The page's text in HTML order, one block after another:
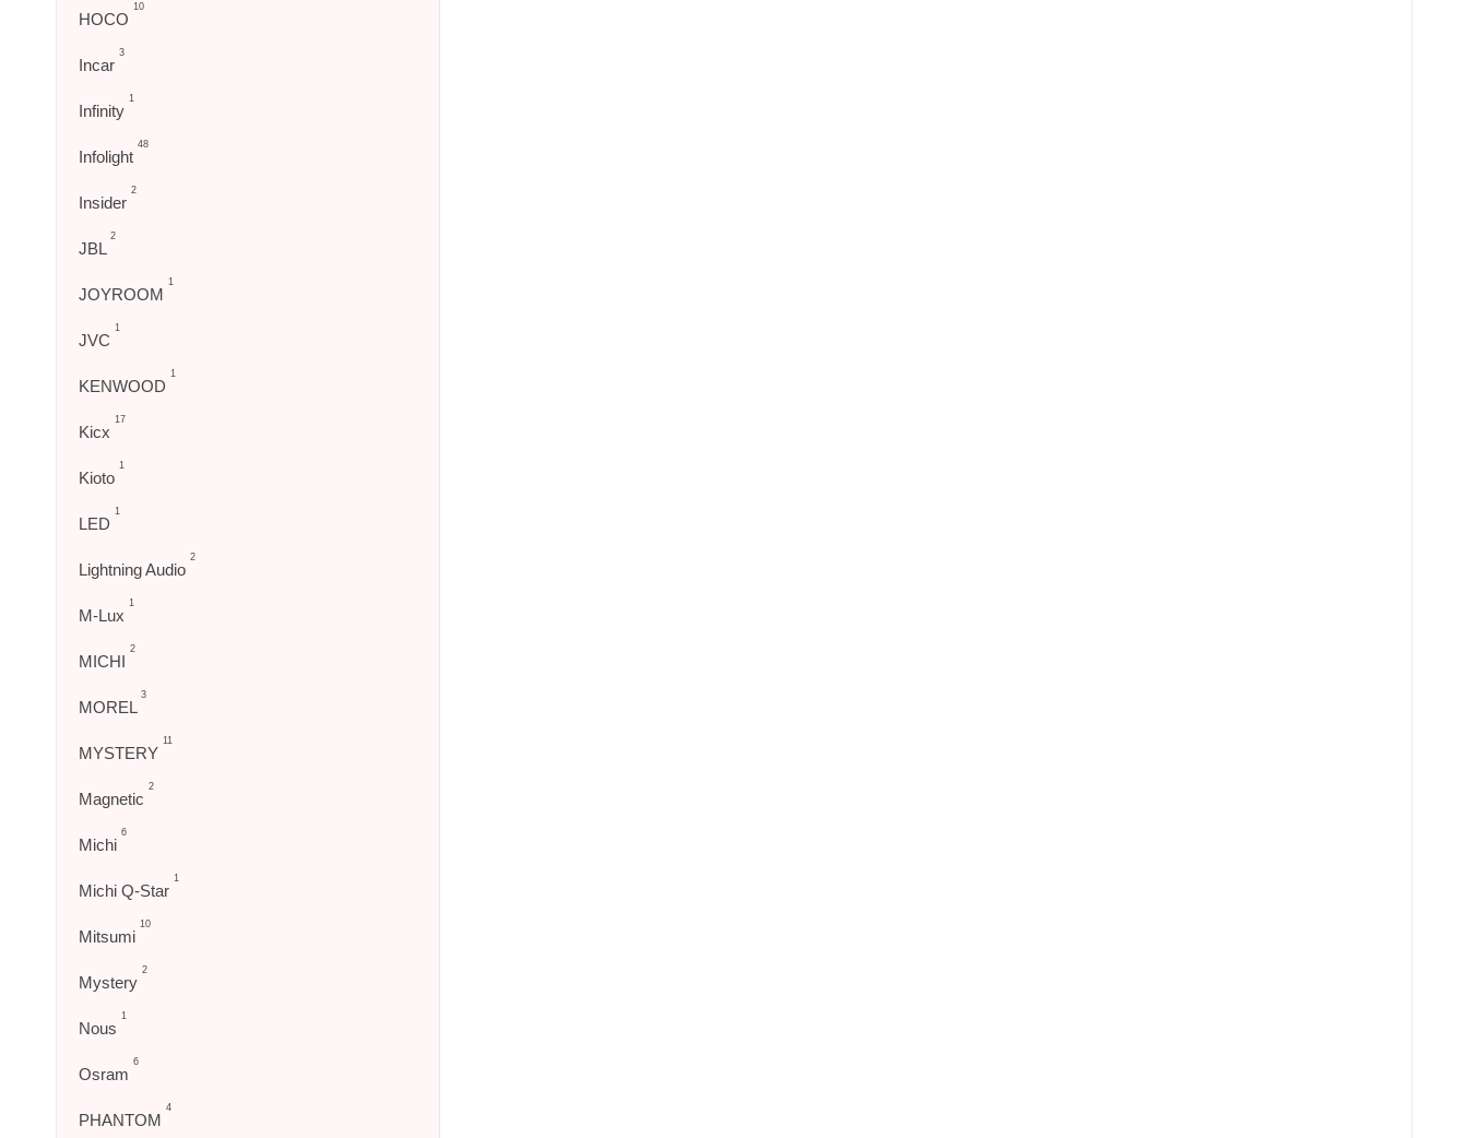
HOCO
10
Incar
3
Infinity
1
Infolight
48
Insider
2
JBL
2
JOYROOM
1
JVC
1
KENWOOD
1
Kicx
17
Kioto
1
LED
1
Lightning Audio
2
M-Lux
1
MICHI
2
MOREL
3
MYSTERY
11
Magnetic
2
Michi
6
Michi Q-Star
1
Mitsumi
10
Mystery
2
Nous
1
Osram
6
PHANTOM
4